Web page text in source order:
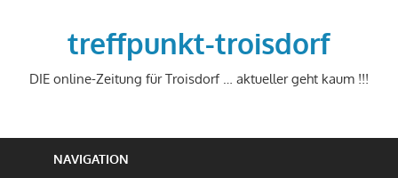
treffpunkt-troisdorf
DIE online-Zeitung für Troisdorf … aktueller geht kaum !!!
NAVIGATION